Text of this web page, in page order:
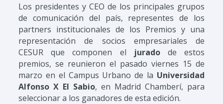
Los presidentes y CEO de los principales grupos
de comunicación del país, representes de los
partners institucionales de los Premios y una
representación de socios empresariales de
CESUR que componen el
jurado de estos
premios, se reunieron el pasado viernes 15 de
marzo en el Campus Urbano de la Universidad
Alfonso X El Sabio, en Madrid Chamberí, para
seleccionar a los ganadores de esta edición.